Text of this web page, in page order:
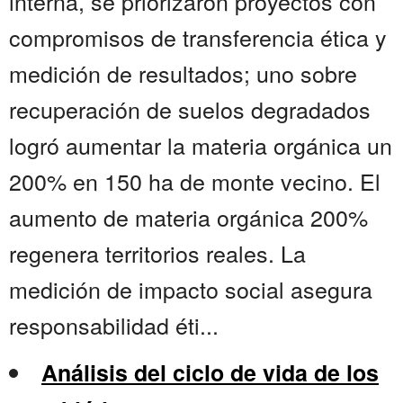
compromisos de transferencia ética y
medición de resultados; uno sobre
recuperación de suelos degradados
logró aumentar la materia orgánica un
200% en 150 ha de monte vecino. El
aumento de materia orgánica 200%
regenera territorios reales. La
medición de impacto social asegura
responsabilidad éti...
Análisis del ciclo de vida de los